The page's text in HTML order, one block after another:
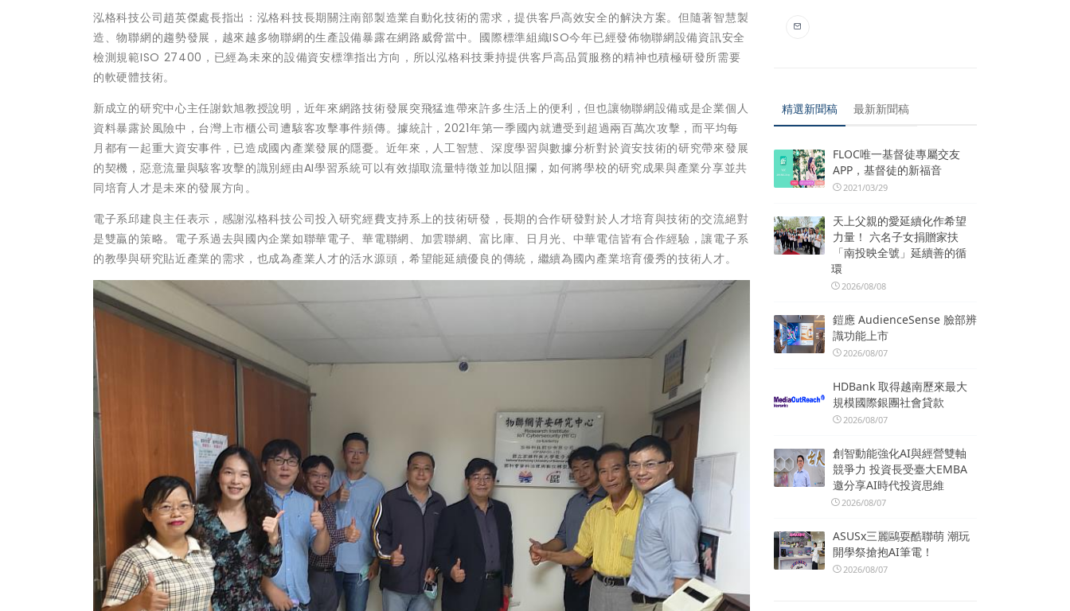
泓格科技公司趙英傑處長指出：泓格科技長期關注南部製造業自動化技術的需求，提供客戶高效安全的解決方案。但隨著智慧製
造、物聯網的趨勢發展，越來越多物聯網的生產設備暴露在網路威脅當中。國際標準組織ISO今年已經發佈物聯網設備資訊安全
檢測規範ISO 27400，已經為未來的設備資安標準指出方向，所以泓格科技秉持提供客戶高品質服務的精神也積極研發所需要
的軟硬體技術。
新成立的研究中心主任謝欽旭教授說明，近年來網路技術發展突飛猛進帶來許多生活上的便利，但也讓物聯網設備或是企業個人
資料暴露於風險中，台灣上市櫃公司遭駭客攻擊事件頻傳。據統計，2021年第一季國內就遭受到超過兩百萬次攻擊，而平均每
月都有一起重大資安事件，已造成國內產業發展的隱憂。近年來，人工智慧、深度學習與數據分析對於資安技術的研究帶來發展
的契機，惡意流量與駭客攻擊的識別經由AI學習系統可以有效擷取流量特徵並加以阻攔，如何將學校的研究成果與產業分享並共
同培育人才是未來的發展方向。
電子系邱建良主任表示，感謝泓格科技公司投入研究經費支持系上的技術研發，長期的合作研發對於人才培育與技術的交流絕對
是雙贏的策略。電子系過去與國內企業如聯華電子、華電聯網、加雲聯網、富比庫、日月光、中華電信皆有合作經驗，讓電子系
的教學與研究貼近產業的需求，也成為產業人才的活水源頭，希望能延續優良的傳統，繼續為國內產業培育優秀的技術人才。
精選新聞稿 最新新聞稿
FLOC唯一基督徒專屬交友
APP，基督徒的新福音
2021/03/29
天上父親的愛延續化作希望
力量！ 六名子女捐贈家扶
「南投映全號」延續善的循
環
2026/08/08
鎧應 AudienceSense 臉部辨
識功能上市
2026/08/07
HDBank 取得越南歷來最大
規模國際銀團社會貸款
2026/08/07
創智動能強化AI與經營雙軸
競爭力 投資長受臺大EMBA
邀分享AI時代投資思維
2026/08/07
ASUSx三麗鷗耍酷聯萌 潮玩
開學祭搶抱AI筆電！
2026/08/07